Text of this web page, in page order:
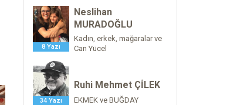
8 Yazı
Neslihan
MURADOĞLU
Kadın, erkek, mağaralar ve
Can Yücel
34 Yazı
Ruhi Mehmet ÇİLEK
EKMEK ve BUĞDAY